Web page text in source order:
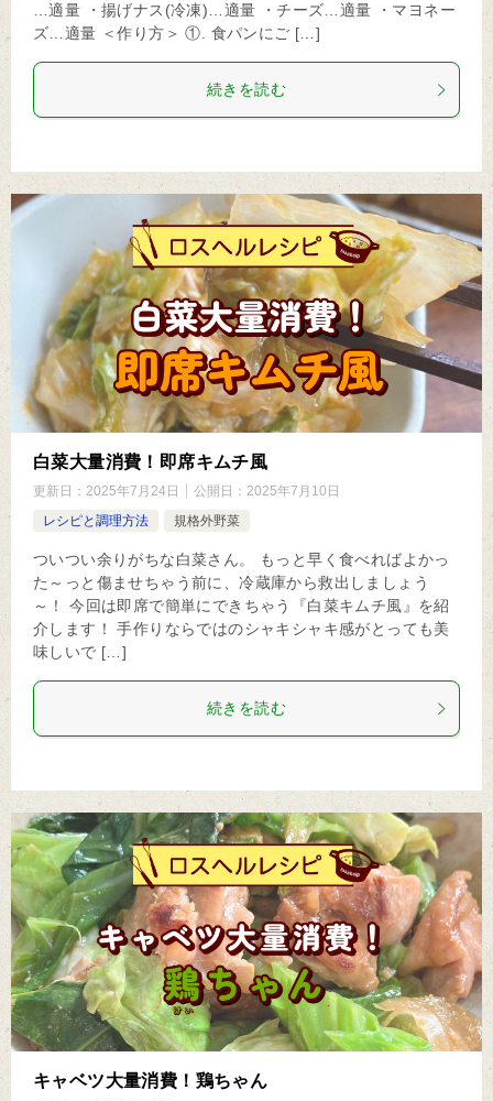
…適量 ・揚げナス(冷凍)…適量 ・チーズ…適量 ・マヨネー
ズ…適量 ＜作り方＞ ①. 食パンにご […]
続きを読む
白菜大量消費！即席キムチ風
更新日： 2025年7月24日 公開日： 2025年7月10日
レシピと調理方法
規格外野菜
ついつい余りがちな白菜さん。 もっと早く食べればよかっ
た～っと傷ませちゃう前に、冷蔵庫から救出しましょう
～！ 今回は即席で簡単にできちゃう『白菜キムチ風』を紹
介します！ 手作りならではのシャキシャキ感がとっても美
味しいで […]
続きを読む
キャベツ大量消費！鶏ちゃん